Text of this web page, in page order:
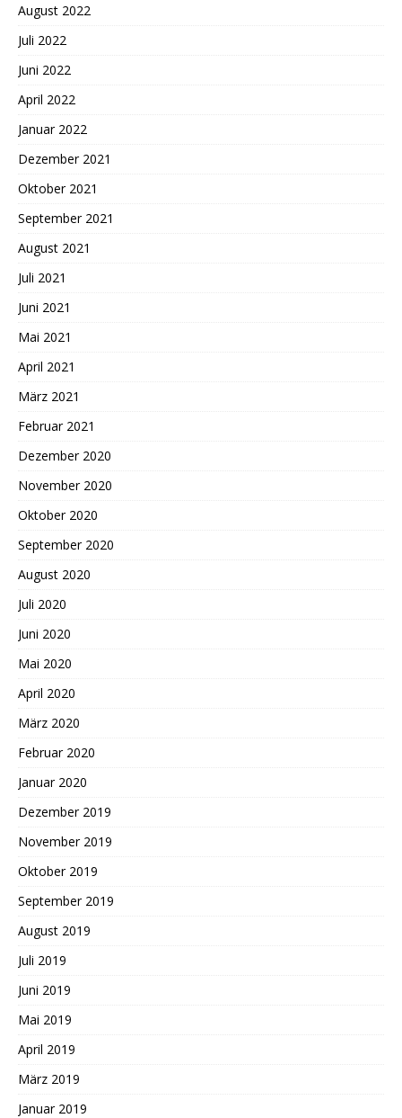
August 2022
Juli 2022
Juni 2022
April 2022
Januar 2022
Dezember 2021
Oktober 2021
September 2021
August 2021
Juli 2021
Juni 2021
Mai 2021
April 2021
März 2021
Februar 2021
Dezember 2020
November 2020
Oktober 2020
September 2020
August 2020
Juli 2020
Juni 2020
Mai 2020
April 2020
März 2020
Februar 2020
Januar 2020
Dezember 2019
November 2019
Oktober 2019
September 2019
August 2019
Juli 2019
Juni 2019
Mai 2019
April 2019
März 2019
Januar 2019